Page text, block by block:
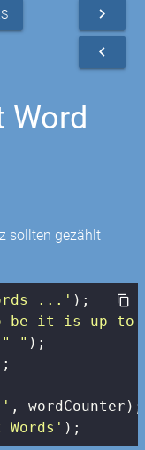
navigate_next
navigate_before
Word
sollten gezählt
...'
it is up to
" "
'
);